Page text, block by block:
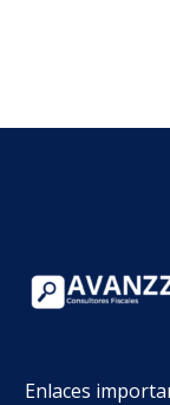
Enlaces